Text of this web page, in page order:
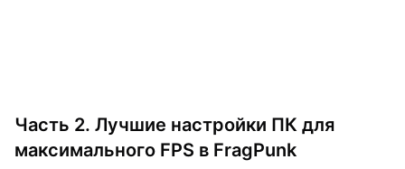
Часть 2. Лучшие настройки ПК для
максимального FPS в FragPunk